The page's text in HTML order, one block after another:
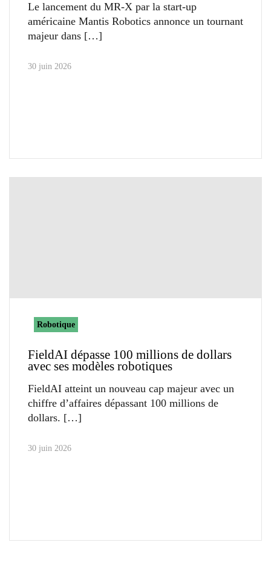
Le lancement du MR-X par la start-up
américaine Mantis Robotics annonce un tournant
majeur dans
30 juin 2026
Robotique
FieldAI dépasse 100 millions de dollars
avec ses modèles robotiques
FieldAI atteint un nouveau cap majeur avec un
chiffre d’affaires dépassant 100 millions de
dollars.
30 juin 2026